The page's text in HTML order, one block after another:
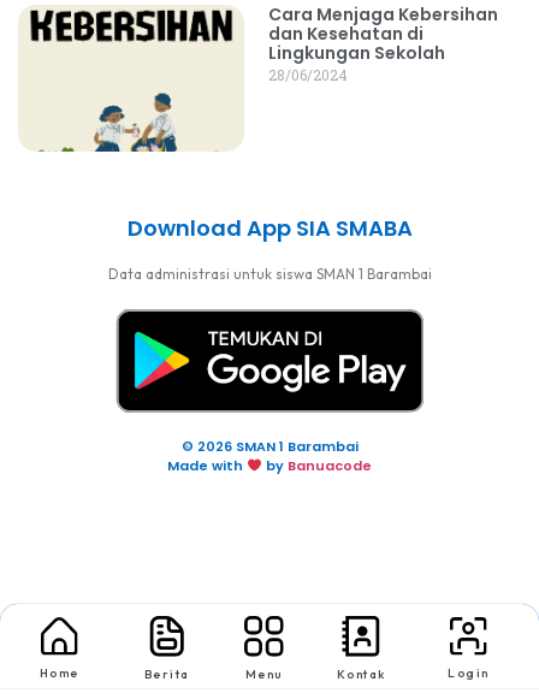
Cara Menjaga Kebersihan
dan Kesehatan di
Lingkungan Sekolah
28/06/2024
Download App SIA SMABA
Data administrasi untuk siswa SMAN 1 Barambai
© 2026 SMAN 1 Barambai
Made with
by Banuacode
Home Berita Menu Kontak Login